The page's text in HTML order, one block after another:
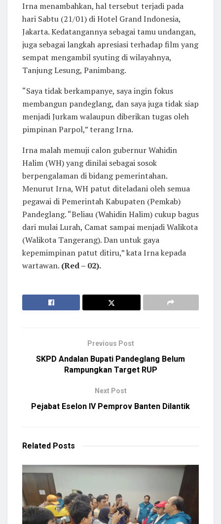
Irna menambahkan, hal tersebut terjadi pada
hari Sabtu (21/01) di Hotel Grand Indonesia,
Jakarta. Kedatangannya sebagai tamu undangan,
juga sebagai langkah apresiasi terhadap film yang
sempat mengambil syuting di wilayahnya,
Tanjung Lesung, Panimbang.
“Saya tidak berkampanye, saya ingin fokus
membangun pandeglang, dan saya juga tidak siap
menjadi Jurkam walaupun diberikan tugas oleh
pimpinan Parpol,” terang Irna.
Irna malah memuji calon gubernur Wahidin
Halim (WH) yang dinilai sebagai sosok
berpengalaman di bidang pemerintahan.
Menurut Irna, WH patut diteladani oleh semua
pegawai di Pemerintah Kabupaten (Pemkab)
Pandeglang. “Beliau (Wahidin Halim) cukup bagus
dari mulai Lurah, Camat sampai menjadi Walikota
(Walikota Tangerang). Dan untuk gaya
kepemimpinan patut ditiru,” kata Irna kepada
wartawan. (Red – 02).
Previous Post
SKPD Andalan Bupati Pandeglang Belum
Rampungkan Target RUP
Next Post
Pejabat Eselon IV Pemprov Banten Dilantik
Related Posts